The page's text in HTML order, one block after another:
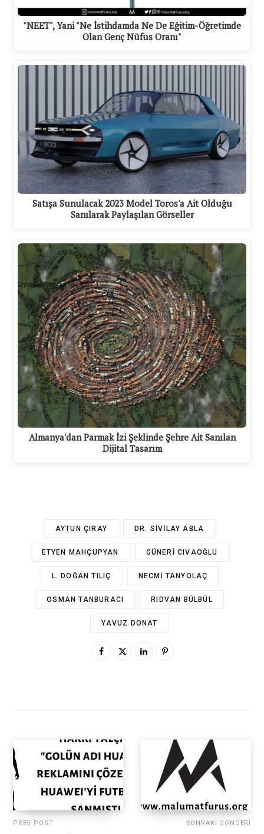
"NEET", Yani "Ne İstihdamda Ne De Eğitim-Öğretimde
Olan Genç Nüfus Oranı"
Satışa Sunulacak 2023 Model Toros'a Ait Olduğu
Sanılarak Paylaşılan Görseller
Almanya'dan Parmak İzi Şeklinde Şehre Ait Sanılan
Dijital Tasarım
AYTUN ÇIRAY DR. SIVILAY ABLA
ETYEN MAHÇUPYAN GÜNERI CIVAOĞLU
L. DOĞAN TILIÇ NECMI TANYOLAÇ
OSMAN TANBURACI RIDVAN BÜLBÜL
YAVUZ DONAT
PREV POST SONRAKI GÖNDERI